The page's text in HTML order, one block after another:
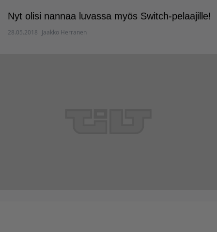
Nyt olisi nannaa luvassa myös Switch-pelaajille!
28.05.2018 Jaakko Herranen